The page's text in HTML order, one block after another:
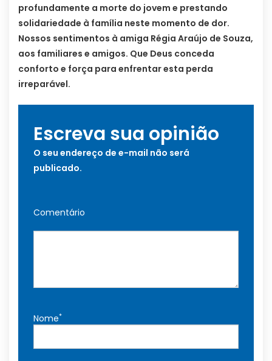
profundamente a morte do jovem e prestando
solidariedade à família neste momento de dor.
Nossos sentimentos à amiga Régia Araújo de Souza,
aos familiares e amigos. Que Deus conceda
conforto e força para enfrentar esta perda
irreparável.
Escreva sua opinião
O seu endereço de e-mail não será
publicado.
Comentário
Nome*